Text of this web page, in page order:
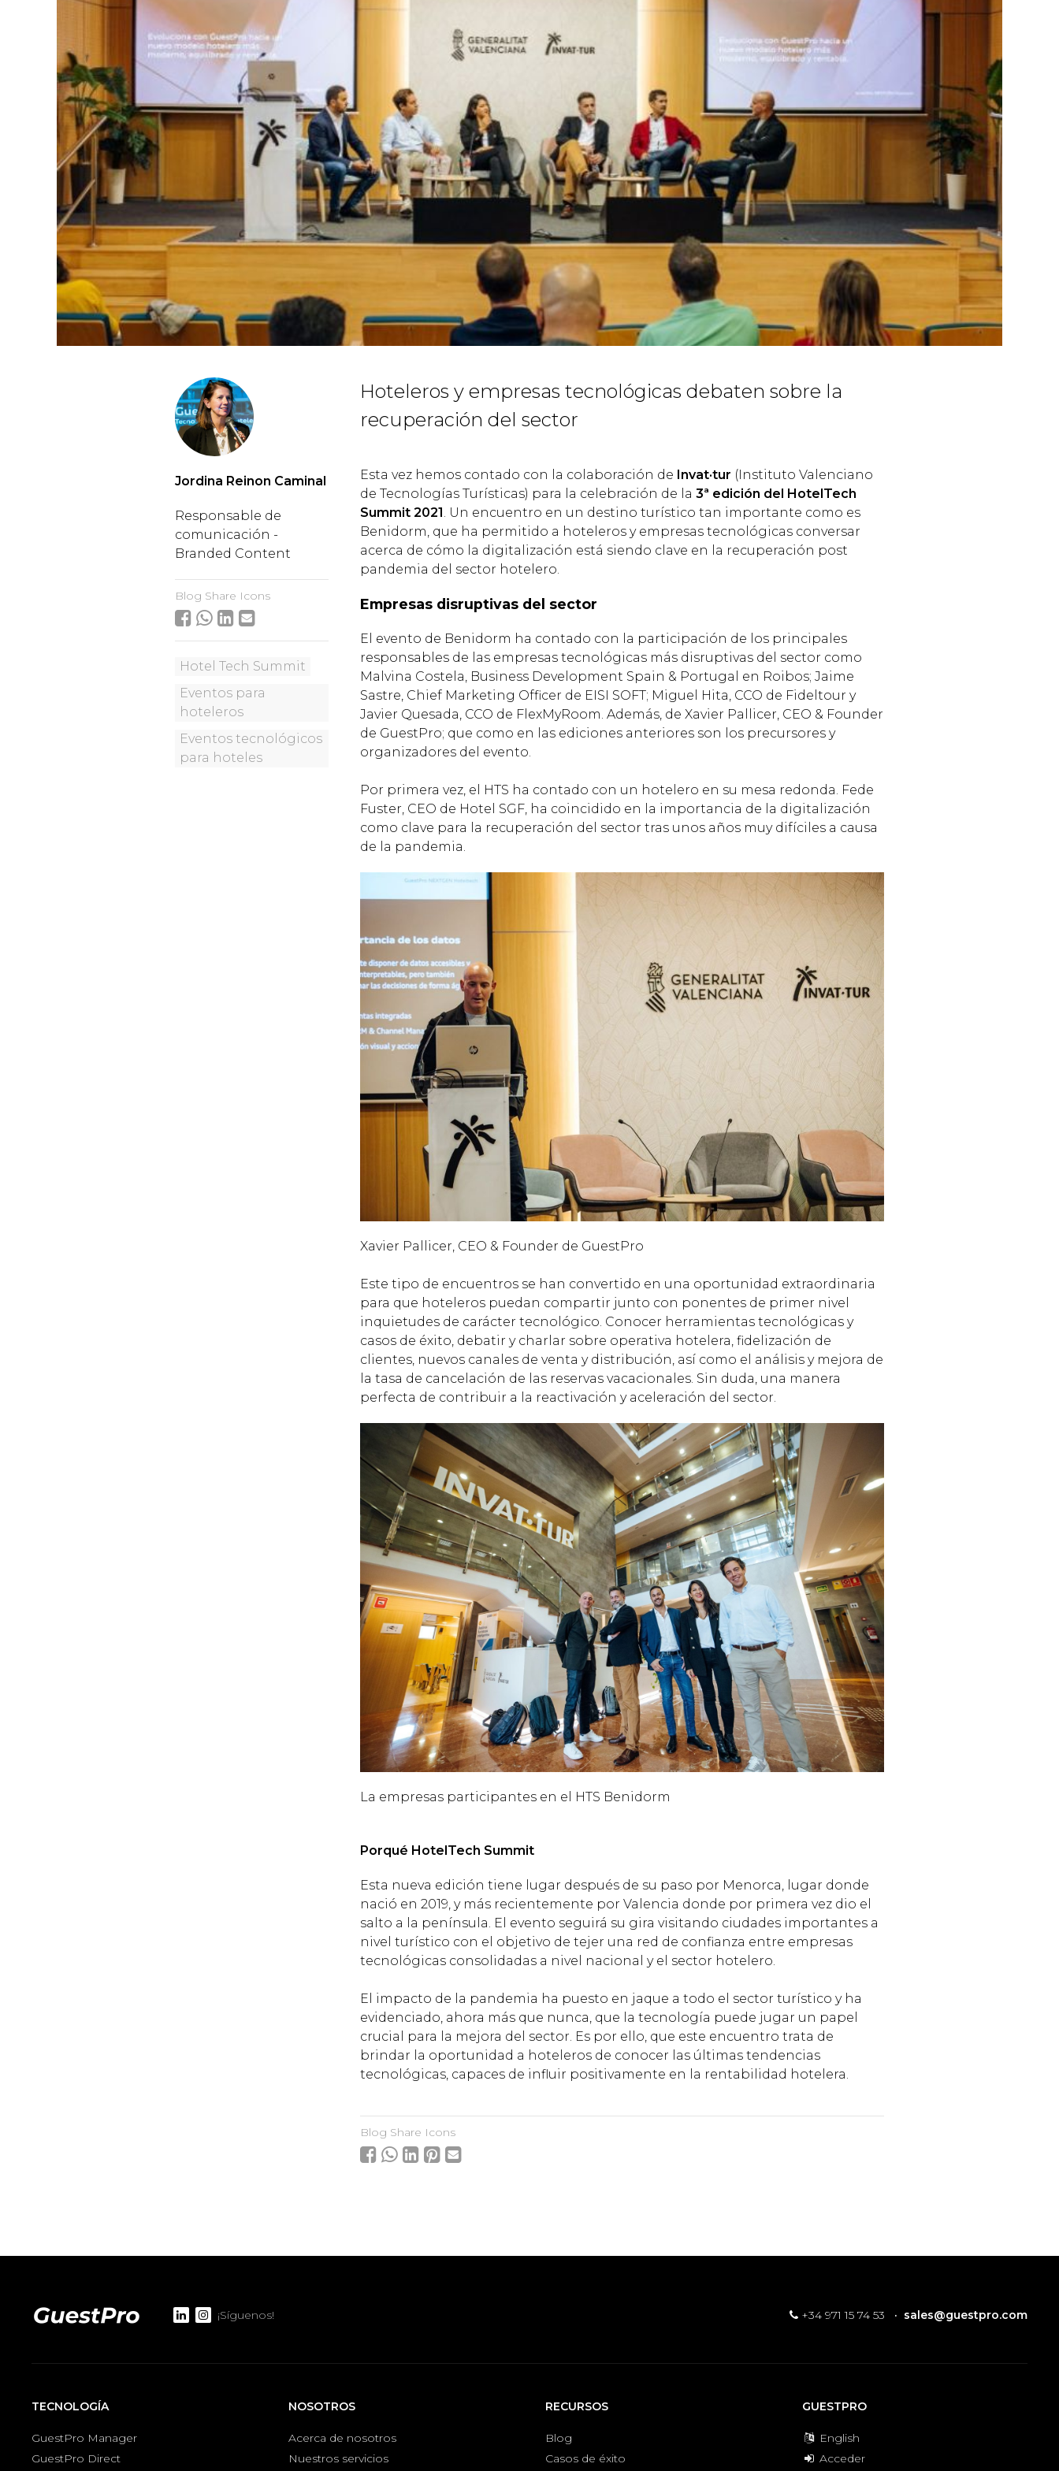
Hoteleros y empresas tecnológicas debaten sobre la
recuperación del sector
Esta vez hemos contado con la colaboración de Invat·tur (Instituto Valenciano
de Tecnologías Turísticas) para la celebración de la 3ª edición del HotelTech
Summit 2021. Un encuentro en un destino turístico tan importante como es
Benidorm, que ha permitido a hoteleros y empresas tecnológicas conversar
acerca de cómo la digitalización está siendo clave en la recuperación post
pandemia del sector hotelero.
Empresas disruptivas del sector
El evento de Benidorm ha contado con la participación de los principales
responsables de las empresas tecnológicas más disruptivas del sector como
Malvina Costela, Business Development Spain & Portugal en Roibos; Jaime
Sastre, Chief Marketing Officer de EISI SOFT; Miguel Hita, CCO de Fideltour y
Javier Quesada, CCO de FlexMyRoom. Además, de Xavier Pallicer, CEO & Founder
de GuestPro; que como en las ediciones anteriores son los precursores y
organizadores del evento.
Por primera vez, el HTS ha contado con un hotelero en su mesa redonda. Fede
Fuster, CEO de Hotel SGF, ha coincidido en la importancia de la digitalización
como clave para la recuperación del sector tras unos años muy difíciles a causa
de la pandemia.
Xavier Pallicer, CEO & Founder de GuestPro
Este tipo de encuentros se han convertido en una oportunidad extraordinaria
para que hoteleros puedan compartir junto con ponentes de primer nivel
inquietudes de carácter tecnológico. Conocer herramientas tecnológicas y
casos de éxito, debatir y charlar sobre operativa hotelera, fidelización de
clientes, nuevos canales de venta y distribución, así como el análisis y mejora de
la tasa de cancelación de las reservas vacacionales. Sin duda, una manera
perfecta de contribuir a la reactivación y aceleración del sector.
La empresas participantes en el HTS Benidorm
Porqué HotelTech Summit
Esta nueva edición tiene lugar después de su paso por Menorca, lugar donde
nació en 2019, y más recientemente por Valencia donde por primera vez dio el
salto a la península. El evento seguirá su gira visitando ciudades importantes a
nivel turístico con el objetivo de tejer una red de confianza entre empresas
tecnológicas consolidadas a nivel nacional y el sector hotelero.
El impacto de la pandemia ha puesto en jaque a todo el sector turístico y ha
evidenciado, ahora más que nunca, que la tecnología puede jugar un papel
crucial para la mejora del sector. Es por ello, que este encuentro trata de
brindar la oportunidad a hoteleros de conocer las últimas tendencias
tecnológicas, capaces de influir positivamente en la rentabilidad hotelera.
Blog Share Icons
Jordina Reinon Caminal
Responsable de
comunicación -
Branded Content
Blog Share Icons
Hotel Tech Summit
Eventos para
hoteleros
Eventos tecnológicos
para hoteles
¡Síguenos! +34 971 15 74 53 · sales@guestpro.com
TECNOLOGÍA
GuestPro Manager
GuestPro Direct
NOSOTROS
Acerca de nosotros
Nuestros servicios
RECURSOS
Blog
Casos de éxito
GUESTPRO
English
Acceder